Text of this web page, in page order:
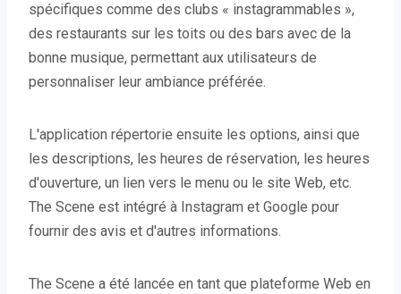
spécifiques comme des clubs « instagrammables »,
des restaurants sur les toits ou des bars avec de la
bonne musique, permettant aux utilisateurs de
personnaliser leur ambiance préférée.
L'application répertorie ensuite les options, ainsi que
les descriptions, les heures de réservation, les heures
d'ouverture, un lien vers le menu ou le site Web, etc.
The Scene est intégré à Instagram et Google pour
fournir des avis et d'autres informations.
The Scene a été lancée en tant que plateforme Web en